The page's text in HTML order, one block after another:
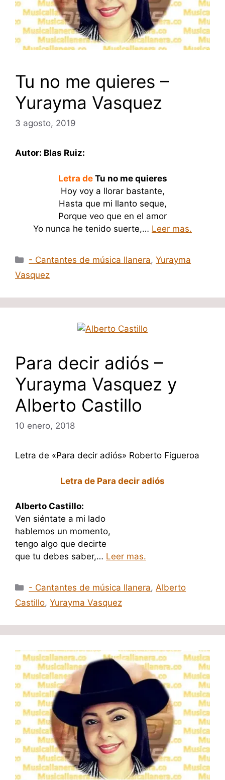
Tu no me quieres –
Yurayma Vasquez
3 agosto, 2019
Autor: Blas Ruiz:
Letra deTu no me quieres
Hoy voy a llorar bastante,
Hasta que mi llanto seque,
Porque veo que en el amor
Yo nunca he tenido suerte,… Leer mas.
Categorías
- Cantantes de música llanera,Yurayma
Vasquez
Para decir adiós –
Yurayma Vasquez y
Alberto Castillo
10 enero, 2018
Letra de «Para decir adiós» Roberto Figueroa
Letra de Para decir adiós
Alberto Castillo:
Ven siéntate a mi lado
hablemos un momento,
tengo algo que decirte
que tu debes saber,… Leer mas.
Categorías
- Cantantes de música llanera,Alberto
Castillo, Yurayma Vasquez